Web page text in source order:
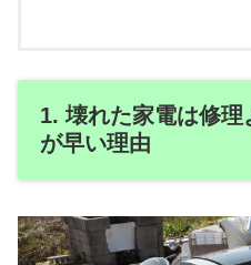
1. 壊れた家電は修理
が早い理由